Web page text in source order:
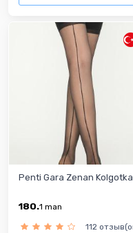
Penti Gara Zenan
180.1 man
112